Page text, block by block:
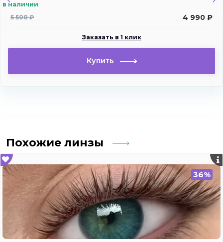
в наличии
5 500 ₽
4 990 ₽
Заказать в 1 клик
Похожие линзы
36%